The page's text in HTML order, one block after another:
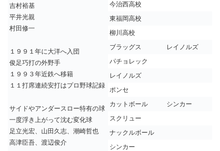
吉村裕基
平井光親
村田修一
今治西高校
東福岡高校
柳川高校
１９９１年に大洋へ入団
俊足巧打の外野手
１９９３年近鉄へ移籍
１１打席連続安打はプロ野球記録
ブラッグス
レイノルズ
パチョレック
レイノルズ
ポンセ
サイドやアンダースロー特有の球
一度浮き上がって沈む変化球
足立光宏、山田久志、潮崎哲也
高津臣吾、渡辺俊介
カットボール
シンカー
スクリュー
ナックルボール
シンカー